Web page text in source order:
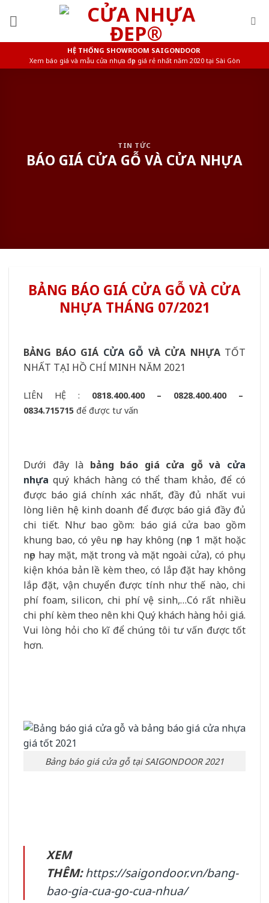
HỆ THỐNG SHOWROOM SAIGONDOOR
Xem báo giá và mẫu cửa nhựa đẹp giá rẻ nhất năm 2020 tại Sài Gòn
TIN TỨC
BÁO GIÁ CỬA GỖ VÀ CỬA NHỰA
BẢNG BÁO GIÁ CỬA GỖ VÀ CỬA
NHỰA THÁNG 07/2021
BẢNG BÁO GIÁ CỬA GỖ VÀ CỬA NHỰATỐT
NHẤT TẠI HỒ CHÍ MINH NĂM 2021
LIÊN HỆ : 0818.400.400 – 0828.400.400 –
0834.715715 để được tư vấn
Dưới đây là bảng báo giá cửa gỗ và cửa
nhựa quý khách hàng có thể tham khảo, để có
được báo giá chính xác nhất, đầy đủ nhất vui
lòng liên hệ kinh doanh để được báo giá đầy đủ
chi tiết. Như bao gồm: báo giá cửa bao gồm
khung bao, có yêu nẹp hay không (nẹp 1 mặt hoặc
nẹp hay mặt, mặt trong và mặt ngoài cửa), có phụ
kiện khóa bản lề kèm theo, có lắp đặt hay không
lắp đặt, vận chuyển được tính như thế nào, chi
phí foam, silicon, chi phí vệ sinh,…Có rất nhiều
chi phí kèm theo nên khi Quý khách hàng hỏi giá.
Vui lòng hỏi cho kĩ để chúng tôi tư vấn được tốt
hơn.
Bảng báo giá cửa gỗ tại SAIGONDOOR 2021
XEM
THÊM: https://saigondoor.vn/bang-
bao-gia-cua-go-cua-nhua/